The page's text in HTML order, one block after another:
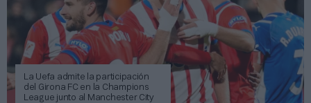
La Uefa admite la participación
del Girona FC en la Champions
League junto al Manchester City